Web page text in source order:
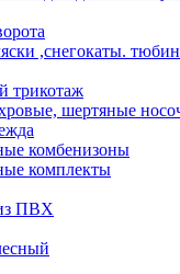
,снегокаты.
трикотаж
шертяные
комбенизоны
комплекты
ПВХ